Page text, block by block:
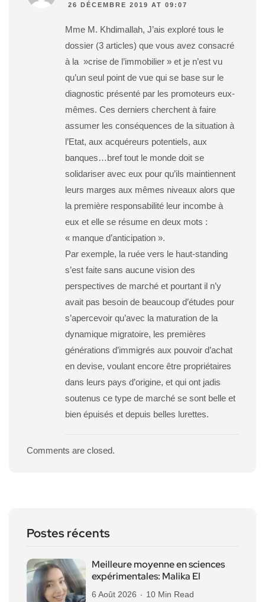
26 DÉCEMBRE 2019 AT 09:07
Mme M. Khdimallah, J’ais exploré tous le
dossier (3 articles) que vous avez consacré
à la »crise de l’immobilier » et je n’est vu
qu’un seul point de vue qui se base sur le
diagnostic présenté par les promoteurs eux-
mêmes. Ces derniers cherchent à faire
assumer les conséquences de la situation à
l’Etat, aux acquéreurs potentiels, aux
banques…bref tout le monde doit se
solidariser avec eux pour qu’ils maintiennent
leurs marges aux mêmes niveaux alors que
la première responsabilité leur incombe à
eux et elle se résume en deux mots :
« manque d’anticipation ».
Par exemple, la ruée vers le haut-standing
s’est faite sans aucune vision des
perspectives de marché et pourtant il n’y
avait pas besoin de beaucoup d’études pour
s’apercevoir qu’avec la maturation de la
dynamique migratoire, les premières
générations d’immigrés aux pouvoir d’achat
en devise, voulant encore être propriétaires
dans leurs pays d’origine, et qui ont jadis
soutenus ce type de marché se sont belle et
bien épuisés et depuis belles lurettes.
Comments are closed.
Postes récents
Meilleure moyenne en sciences
expérimentales: Malika El
6 Août 2026 10 Min Read